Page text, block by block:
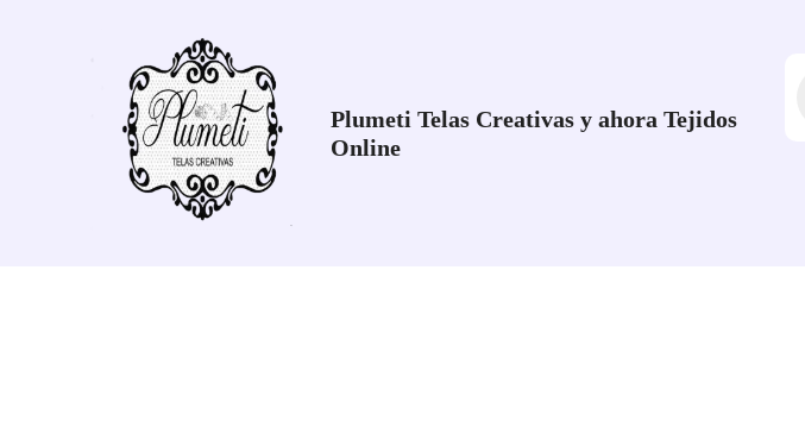
Plumeti Telas Creativas y ahora Tejidos
Online